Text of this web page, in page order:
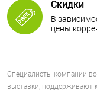
Скидки
В
цены
Специалисты компании
выставки, поддерживают